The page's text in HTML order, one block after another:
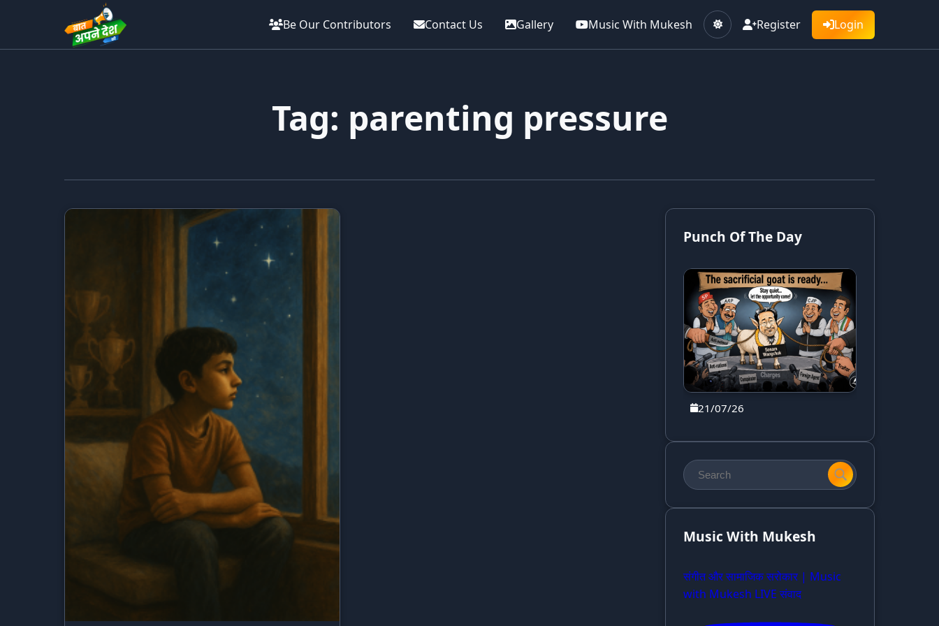
Be Our Contributors Contact Us Gallery Music With Mukesh Register Login
Tag: parenting pressure
Punch Of The Day
21/07/26
Music With Mukesh
संगीत और सामाजिक सरोकार | Music
with Mukesh LIVE संवाद